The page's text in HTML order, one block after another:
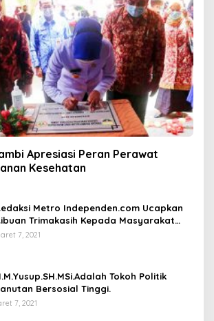
Apresiasi Peran Perawat
Kesehatan
Metro Independen.com Ucapkan
Trimakasih Kepada Masyarakat
Dan Pembaca.
7, 2021
Tokoh Politik
Bersosial Tinggi.
7, 2021